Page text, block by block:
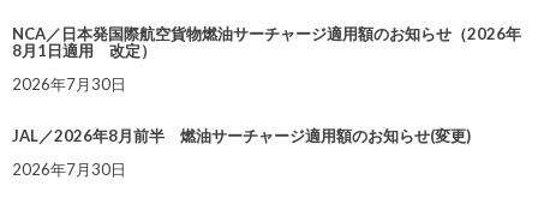
NCA／日本発国際航空貨物燃油サーチャージ適用額のお知らせ（2026年
8月1日適用 改定）
2026年7月30日
JAL／2026年8月前半 燃油サーチャージ適用額のお知らせ(変更)
2026年7月30日